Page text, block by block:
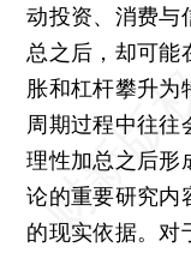
动投资、消费与
总之后，却可能
胀和杠杆攀升为
周期过程中往往
理性加总之后形
论的重要研究内
的现实依据。对